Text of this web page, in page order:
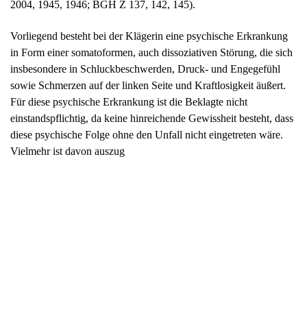
diese psychische Folge ohne den Unfall nicht eingetreten wäre.